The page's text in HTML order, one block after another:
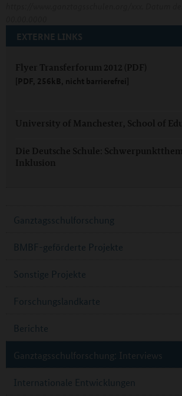
EXTERNE LINKS
Flyer Transferforum 2012 (PDF)
[PDF, 256kB, nicht barrierefrei]
University of Manchester, School of
Die Deutsche Schule:
Inklusion
Ganztagsschulforschung
BMBF-geförderte Projekte
Sonstige Projekte
Forschungslandkarte
Berichte
Ganztagsschulforschung: Interviews
Internationale Entwicklungen